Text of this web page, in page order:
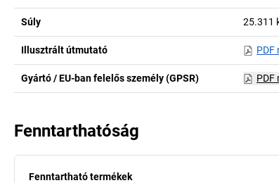
Súly 25.311
Illusztrált útmutató PDF
Gyártó / EU-ban felelős személy (GPSR) PDF
Fenntarthatóság
Fenntartható termékek